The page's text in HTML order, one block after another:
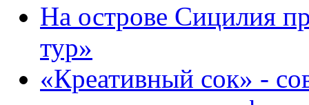
На острове Сицилия
тур»
«Креативный сок» -